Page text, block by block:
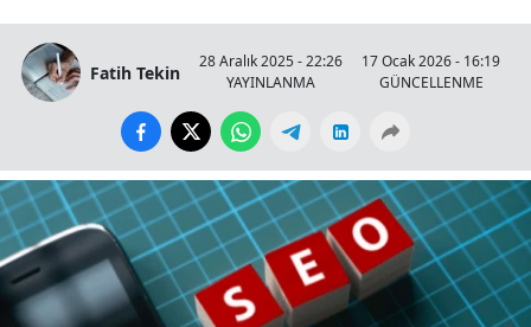
Fatih Tekin
28 Aralık 2025 - 22:26
YAYINLANMA
17 Ocak 2026 - 16:19
GÜNCELLENME